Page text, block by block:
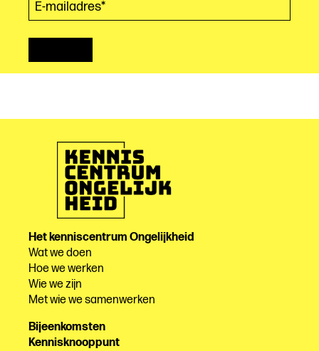
Het kenniscentrum Ongelijkheid
Wat we doen
Hoe we werken
Wie we zijn
Met wie we samenwerken
Bijeenkomsten
Kennisknooppunt